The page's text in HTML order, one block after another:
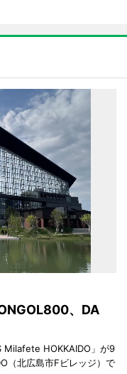
、DA
Milafete HOKKAIDO」が9
（北広島市Fビレッジ）で